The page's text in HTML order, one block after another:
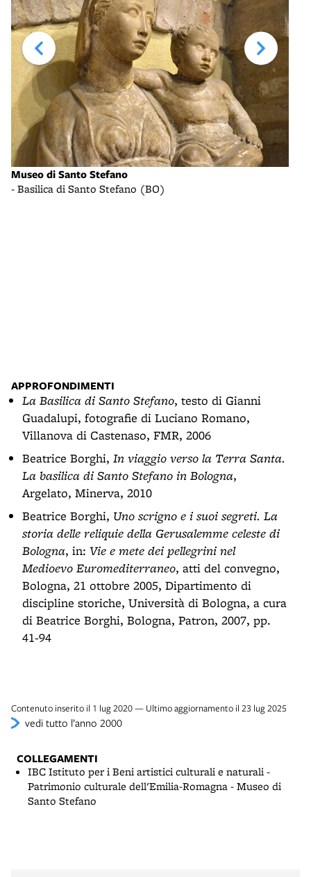
Museo di Santo Stefano
- Basilica di Santo Stefano (BO)
APPROFONDIMENTI
La Basilica di Santo Stefano, testo di Gianni
Guadalupi, fotografie di Luciano Romano,
Villanova di Castenaso, FMR, 2006
Beatrice Borghi, In viaggio verso la Terra Santa.
La basilica di Santo Stefano in Bologna,
Argelato, Minerva, 2010
Beatrice Borghi, Uno scrigno e i suoi segreti. La
storia delle reliquie della Gerusalemme celeste di
Bologna, in: Vie e mete dei pellegrini nel
Medioevo Euromediterraneo, atti del convegno,
Bologna, 21 ottobre 2005, Dipartimento di
discipline storiche, Università di Bologna, a cura
di Beatrice Borghi, Bologna, Patron, 2007, pp.
41-94
Contenuto inserito il 1 lug 2020 — Ultimo aggiornamento il 23 lug 2025
vedi tutto l’anno 2000
COLLEGAMENTI
IBC Istituto per i Beni artistici culturali e naturali -
Patrimonio culturale dell'Emilia-Romagna - Museo di
Santo Stefano